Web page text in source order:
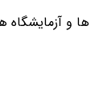
به مراکز درمانی